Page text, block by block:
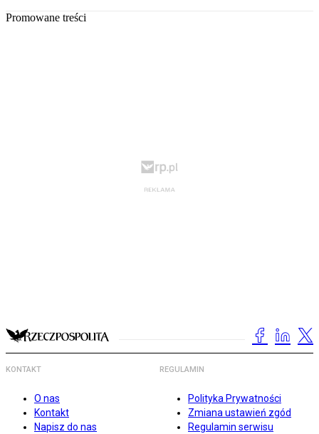
Promowane treści
KONTAKT
O nas
Kontakt
Napisz do nas
REGULAMIN
Polityka Prywatności
Zmiana ustawień zgód
Regulamin serwisu